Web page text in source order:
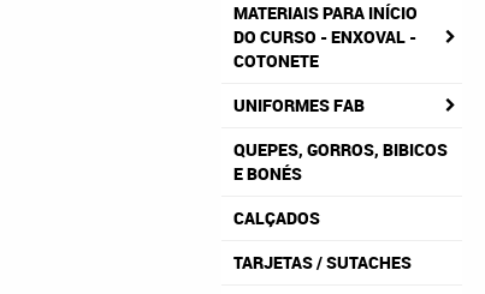
MATERIAIS PARA INÍCIO
DO CURSO - ENXOVAL -
COTONETE
UNIFORMES FAB
QUEPES, GORROS, BIBICOS
E BONÉS
CALÇADOS
TARJETAS / SUTACHES